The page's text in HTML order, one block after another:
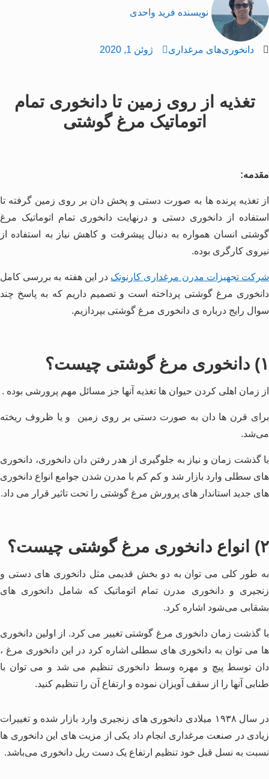
نویسنده فرید واحدی
دانخوری‌های مرغداری ژوئن 1, 2020
تغذیه از روی زمین تا دانخوری تمام
اتوماتیک مرغ گوشتی
مقدمه:
از تغذیه پرنده ها به صورت دستی و پخش دان بر روی زمین گرفته تا
استفاده از دانخوری دستی و درنهایت دانخوری تمام اتوماتیک مرغ
گوشتی انسان همواره به دنبال پیشرفت و کاهش نیاز به استفاده از
نیروی کارگری بوده.
شرکت تجهیزات مدرن مرغداری کارنوتک در این هفته به بررسی کامل
دانخوری مرغ گوشتی پرداخته است و تصمیم داریم که به پاسخ چند
سوال رایج درباره ی دانخوری مرغ گوشتی بپردازیم.
۱) دانخوری مرغ گوشتی چیست؟
از زمان اهلی کردن حیوان ها تغذیه آنها جز مسائل مهم پرورشی بوده .
برای قرن ها دان به صورت دستی بر روی زمین و یا ظروف ریخته
می‌شد.
با گذشت زمان و نیاز به جلوگیری از هدر رفتن دان دانخوری، دانخوری
های سطلی وارد بازار شد و کم کم با مدرن شدن جوامع انواع دانخوری
های جدید استاندار های پرورش مرغ گوشتی را تحت تاثیر قرار می داد.
۲) انواع دانخوری مرغ گوشتی چیست؟
به طور کلی می توان به دو بخش قدیمی مثل دانخوری های دستی و
زنجیری و دانخوری مدرن تمام اتوماتیک که شامل دانخوری های
بشقابی می‌شود اشاره کرد.
با گذشت زمان دانخوری مرغ گوشتی تغییر می کرد. از اولین دانخوری
ها می توان به دانخوری های سطلی اشاره کرد در این دانخوری مرغ ،
دان توسط پیچ و مهره وسط دانخوری تنظیم می شد و می توان با
طنابی آنها را از سقف آویزان نموده و ارتفاع آن را تنظیم کنید.
در سال ۱۹۳۸ میلادی دانخوری های زنجیری وارد بازار شده و تغییرات
زیادی در صنعت مرغداری انجام داد یکی از مزیت های این دانخوری ها
نسبت به نسل قبل خود تنظیم ارتفاع یک دست ریل دانخوری می‌باشد.